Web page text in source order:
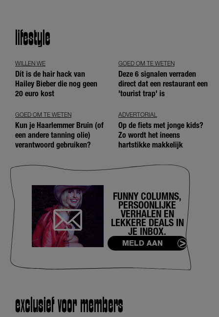
lifestyle
WILLEN WE
Dít is de hair hack van
Hailey Bieber die nog geen
20 euro kost
GOED OM TE WETEN
Deze 6 signalen verraden
direct dat een restaurant een
'tourist trap' is
GOED OM TE WETEN
Kun je Haarlemmer Bruin (of
een andere tanning olie)
verantwoord gebruiken?
ADVERTORIAL
Op de fiets met jonge kids?
Zo wordt het ineens
hartstikke makkelijk
FUNNY COLUMNS,
PERSOONLIJKE
VERHALEN EN
LEKKERE DEALS IN
JE INBOX.
MELD AAN
exclusief voor members